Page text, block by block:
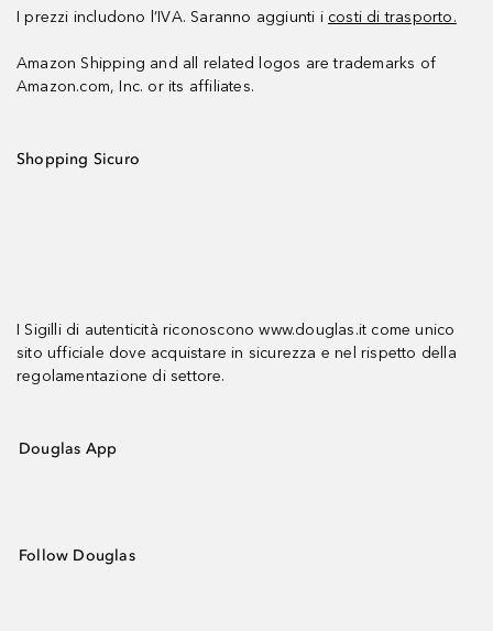
I prezzi includono l’IVA. Saranno aggiunti i costi di trasporto.
Amazon Shipping and all related logos are trademarks of
Amazon.com, Inc. or its affiliates.
Shopping Sicuro
I Sigilli di autenticità riconoscono www.douglas.it come unico
sito ufficiale dove acquistare in sicurezza e nel rispetto della
regolamentazione di settore.
Douglas App
Follow Douglas